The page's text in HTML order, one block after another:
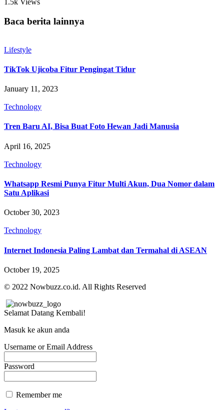
1.5k Views
Baca berita lainnya
Lifestyle
TikTok Ujicoba Fitur Pengingat Tidur
January 11, 2023
Technology
Tren Baru AI, Bisa Buat Foto Hewan Jadi Manusia
April 16, 2025
Technology
Whatsapp Resmi Punya Fitur Multi Akun, Dua Nomor dalam
Satu Aplikasi
October 30, 2023
Technology
Internet Indonesia Paling Lambat dan Termahal di ASEAN
October 19, 2025
© 2022 Nowbuzz.co.id. All Rights Reserved
Selamat Datang Kembali!
Masuk ke akun anda
Username or Email Address
Password
Remember me